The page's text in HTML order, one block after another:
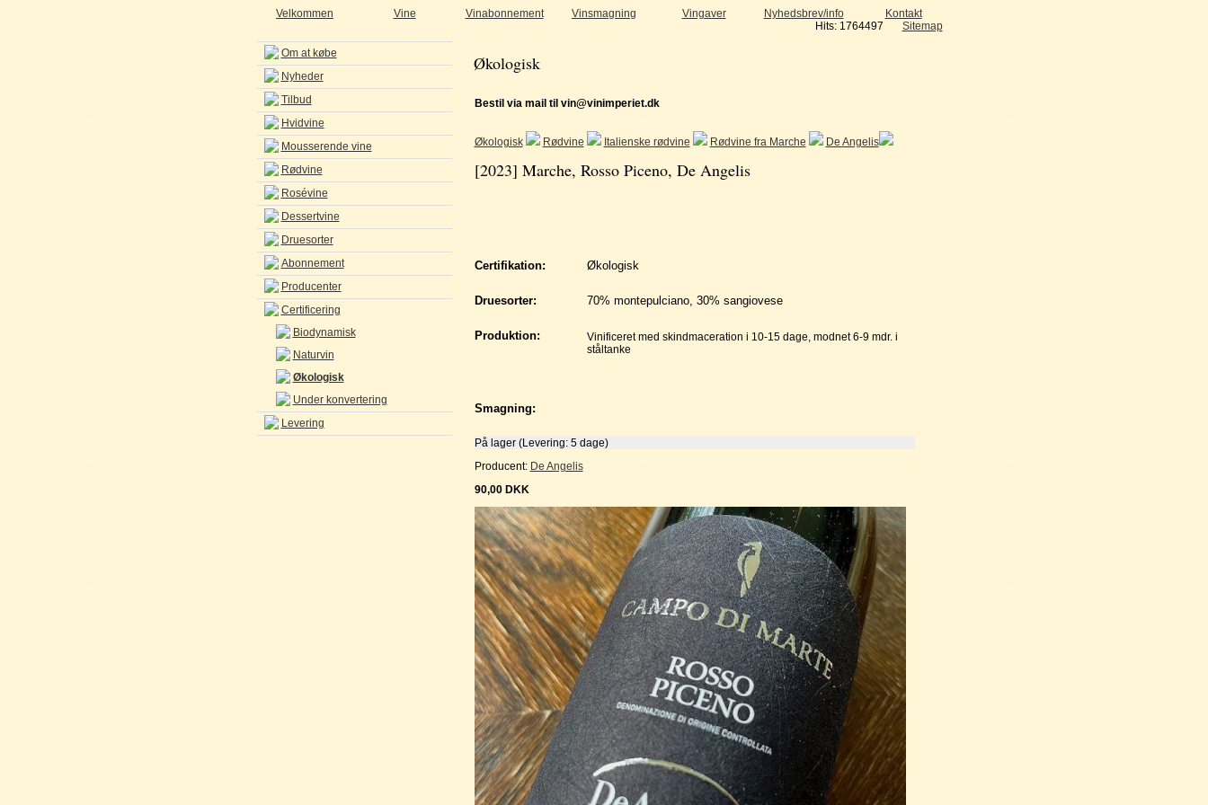
Velkommen Vine Vinabonnement Vinsmagning Vingaver Nyhedsbrev/info
Kontakt
Hits: 1764497
Sitemap
Om at købe
Nyheder
Tilbud
Hvidvine
Mousserende vine
Rødvine
Rosévine
Dessertvine
Druesorter
Abonnement
Producenter
Certificering
Biodynamisk
Naturvin
Økologisk
Under konvertering
Levering
Økologisk
Bestil via mail til vin@vinimperiet.dk
Økologisk Rødvine Italienske rødvine Rødvine fra Marche De Angelis
[2023] Marche, Rosso Piceno, De Angelis
Certifikation: Økologisk
Druesorter: 70% montepulciano, 30% sangiovese
Produktion:
Vinificeret med skindmaceration i 10-15 dage, modnet 6-9 mdr. i
ståltanke
Smagning:
På lager (Levering: 5 dage)
Producent: De Angelis
90,00DKK